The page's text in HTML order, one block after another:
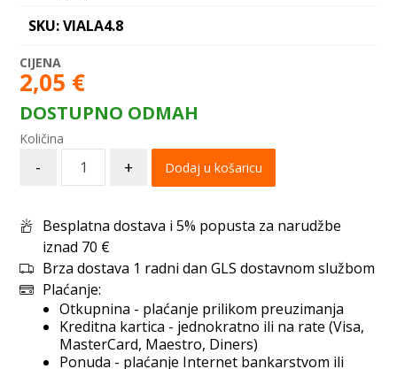
SKU: VIALA4.8
2,05 €
DOSTUPNO ODMAH
- + Dodaj u košaricu
Besplatna dostava i 5% popusta za narudžbe
iznad 70 €
Brza dostava 1 radni dan GLS dostavnom službom
Plaćanje:
Otkupnina - plaćanje prilikom preuzimanja
Kreditna kartica - jednokratno ili na rate (Visa,
MasterCard, Maestro, Diners)
Ponuda - plaćanje Internet bankarstvom ili